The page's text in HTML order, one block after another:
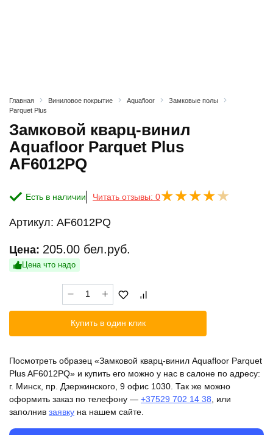
Главная Виниловое покрытие Aquafloor
Замковые полы
Parquet Plus
Замковой кварц-винил
Aquafloor Parquet Plus
AF6012PQ
Есть в наличии Читать отзывы: 0
Артикул: AF6012PQ
Цена: 205.00 бел.руб.
Цена что надо
Количество
товара
кварц-
Parquet
Plus
AF6012PQ
Купить в один клик
Посмотреть образец «Замковой кварц-винил Aquafloor Parquet
Plus AF6012PQ» и купить его можно у нас в салоне по адресу:
г. Минск, пр. Дзержинского, 9 офис 1030. Так же можно
оформить заказ по телефону — +37529 702 14 38 , или
заполнив заявку на нашем сайте.